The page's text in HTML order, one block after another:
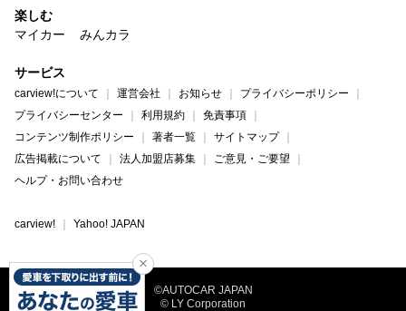
楽しむ
マイカー
みんカラ
サービス
carview!について 運営会社 お知らせ
プライバシーポリシー
プライバシーセンター
利用規約
免責事項
コンテンツ制作ポリシー
著者一覧
サイトマップ
広告掲載について
法人加盟店募集
ご意見・ご要望
ヘルプ・お問い合わせ
carview! Yahoo! JAPAN
©AUTOCAR JAPAN
© LY Corporation